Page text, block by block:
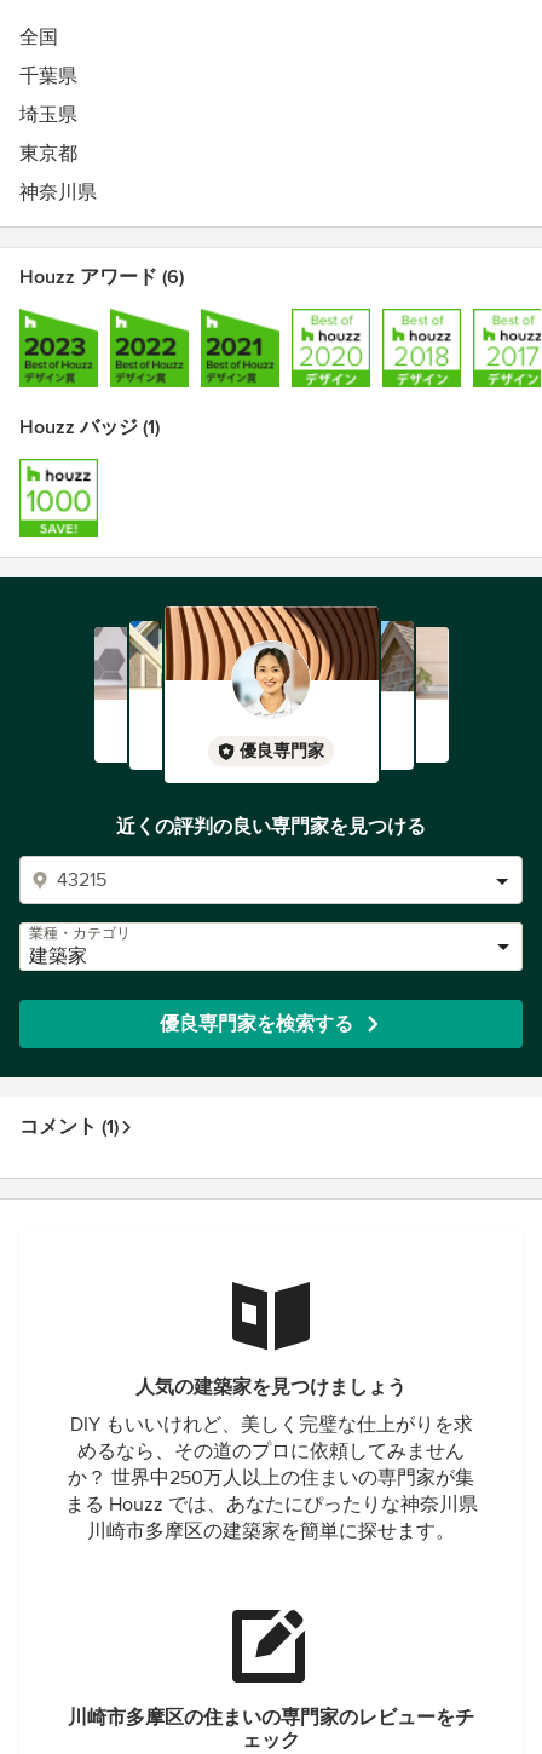
全国
千葉県
埼玉県
東京都
神奈川県
Houzz アワード (6)
Houzz バッジ (1)
優良専門家
近くの評判の良い専門家を見つける
業種・カテゴリ
建築家
優良専門家を検索する
コメント (1)
人気の建築家を見つけましょう
DIY もいいけれど、美しく完璧な仕上がりを求
めるなら、その道のプロに依頼してみません
か？ 世界中250万人以上の住まいの専門家が集
まる Houzz では、あなたにぴったりな神奈川県
川崎市多摩区の建築家を簡単に探せます。
川崎市多摩区の住まいの専門家のレビューをチ
ェック